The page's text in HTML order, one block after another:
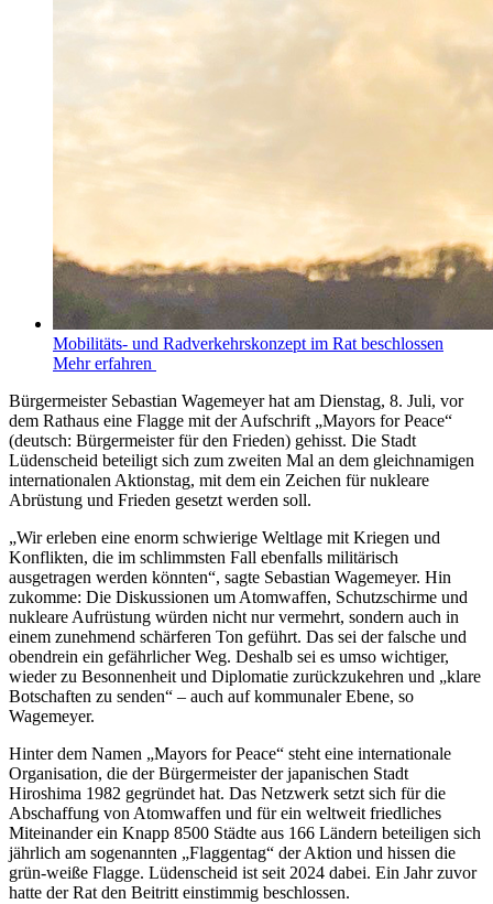
Mobilitäts- und Radverkehrskonzept im Rat beschlossen
Mehr erfahren
Bürgermeister Sebastian Wagemeyer hat am Dienstag, 8. Juli, vor
dem Rathaus eine Flagge mit der Aufschrift „Mayors for Peace“
(deutsch: Bürgermeister für den Frieden) gehisst. Die Stadt
Lüdenscheid beteiligt sich zum zweiten Mal an dem gleichnamigen
internationalen Aktionstag, mit dem ein Zeichen für nukleare
Abrüstung und Frieden gesetzt werden soll.
„Wir erleben eine enorm schwierige Weltlage mit Kriegen und
Konflikten, die im schlimmsten Fall ebenfalls militärisch
ausgetragen werden könnten“, sagte Sebastian Wagemeyer. Hin
zukomme: Die Diskussionen um Atomwaffen, Schutzschirme und
nukleare Aufrüstung würden nicht nur vermehrt, sondern auch in
einem zunehmend schärferen Ton geführt. Das sei der falsche und
obendrein ein gefährlicher Weg. Deshalb sei es umso wichtiger,
wieder zu Besonnenheit und Diplomatie zurückzukehren und „klare
Botschaften zu senden“ – auch auf kommunaler Ebene, so
Wagemeyer.
Hinter dem Namen „Mayors for Peace“ steht eine internationale
Organisation, die der Bürgermeister der japanischen Stadt
Hiroshima 1982 gegründet hat. Das Netzwerk setzt sich für die
Abschaffung von Atomwaffen und für ein weltweit friedliches
Miteinander ein Knapp 8500 Städte aus 166 Ländern beteiligen sich
jährlich am sogenannten „Flaggentag“ der Aktion und hissen die
grün-weiße Flagge. Lüdenscheid ist seit 2024 dabei. Ein Jahr zuvor
hatte der Rat den Beitritt einstimmig beschlossen.